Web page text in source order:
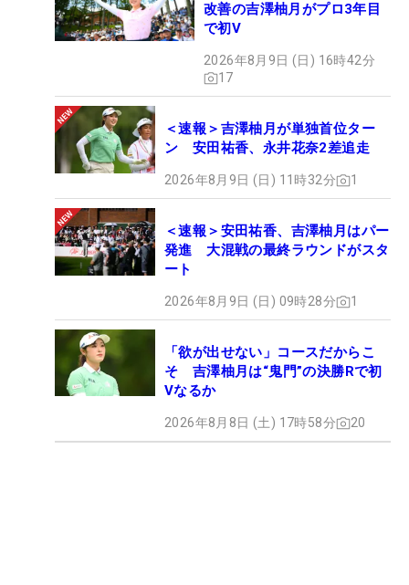
改善の吉澤柚月がプロ3年目
で初V
2026年8月9日 (日) 16時42分
17
＜速報＞吉澤柚月が単独首位ター
ン 安田祐香、永井花奈2差追走
2026年8月9日 (日) 11時32分 1
＜速報＞安田祐香、吉澤柚月はパー
発進 大混戦の最終ラウンドがスタ
ート
2026年8月9日 (日) 09時28分 1
「欲が出せない」コースだからこ
そ 吉澤柚月は“鬼門”の決勝Rで初
Vなるか
2026年8月8日 (土) 17時58分 20